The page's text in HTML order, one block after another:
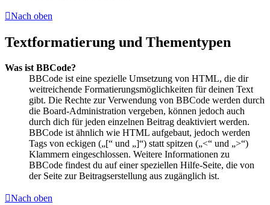
Nach oben
Textformatierung und Thementypen
Was ist BBCode?
BBCode ist eine spezielle Umsetzung von HTML, die dir
weitreichende Formatierungsmöglichkeiten für deinen Text
gibt. Die Rechte zur Verwendung von BBCode werden durch
die Board-Administration vergeben, können jedoch auch
durch dich für jeden einzelnen Beitrag deaktiviert werden.
BBCode ist ähnlich wie HTML aufgebaut, jedoch werden
Tags von eckigen („[“ und „]“) statt spitzen („<“ und „>“)
Klammern eingeschlossen. Weitere Informationen zu
BBCode findest du auf einer speziellen Hilfe-Seite, die von
der Seite zur Beitragserstellung aus zugänglich ist.
Nach oben